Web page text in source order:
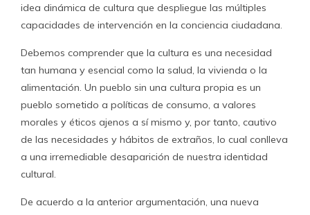
idea dinámica de cultura que despliegue las múltiples
capacidades de intervención en la conciencia ciudadana.
Debemos comprender que la cultura es una necesidad
tan humana y esencial como la salud, la vivienda o la
alimentación. Un pueblo sin una cultura propia es un
pueblo sometido a políticas de consumo, a valores
morales y éticos ajenos a sí mismo y, por tanto, cautivo
de las necesidades y hábitos de extraños, lo cual conlleva
a una irremediable desaparición de nuestra identidad
cultural.
De acuerdo a la anterior argumentación, una nueva